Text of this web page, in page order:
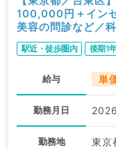
100,000円＋イン
美容の問診など／
駅近・徒歩圏内 後期1
給与 単
勤務月日
勤務地 東京